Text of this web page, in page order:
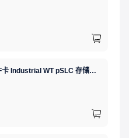
工业级宽温 16GB TF卡 Industrial WT pSLC 存储卡 MICRO SD LDPC纠错 PE 30K 无人机、行车记录仪、安防监控适配